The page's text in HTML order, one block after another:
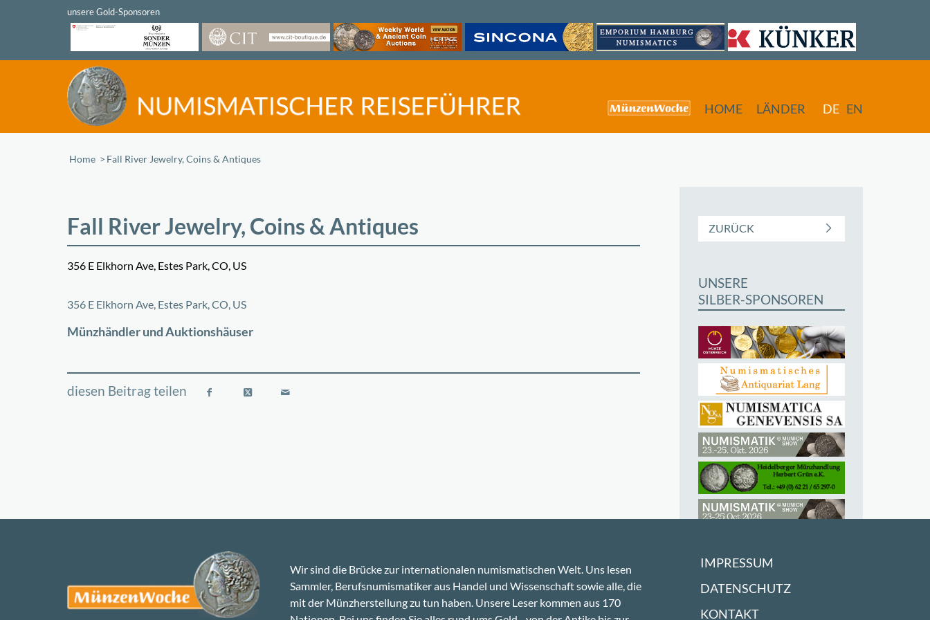
HOME LÄNDER DE EN
Home /Fall River Jewelry, Coins & Antiques
Fall River Jewelry, Coins & Antiques
356 E Elkhorn Ave, Estes Park, CO, US
+
356 E Elkhorn Ave, Estes Park, CO, US
Münzhändler und Auktionshäuser
ZURÜCK
UNSERE
SILBER-SPONSOREN
Wir sind die Brücke zur internationalen numismatischen Welt. Uns lesen
Sammler, Berufsnumismatiker aus Handel und Wissenschaft sowie alle, die
mit der Münzherstellung zu tun haben. Unsere Leser kommen aus 170
IMPRESSUM
DATENSCHUTZ
KONTAKT